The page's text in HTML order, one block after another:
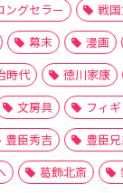
ングセラー 戦
幕末 漫画
時代 徳川家康
文房具 フィ
豊臣秀吉 豊臣兄
葛飾北斎